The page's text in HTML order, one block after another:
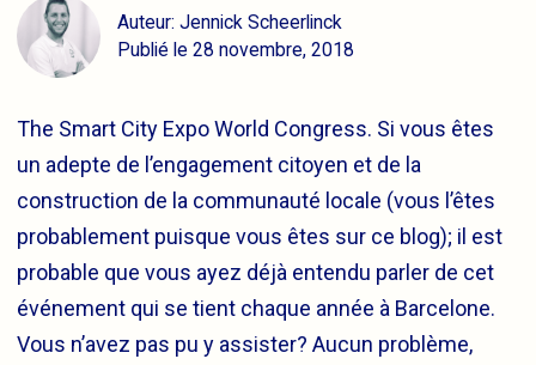
Auteur: Jennick Scheerlinck
Publié le 28 novembre, 2018
The Smart City Expo World Congress. Si vous êtes
un adepte de l’engagement citoyen et de la
construction de la communauté locale (vous l’êtes
probablement puisque vous êtes sur ce blog); il est
probable que vous ayez déjà entendu parler de cet
événement qui se tient chaque année à Barcelone.
Vous n’avez pas pu y assister? Aucun problème,